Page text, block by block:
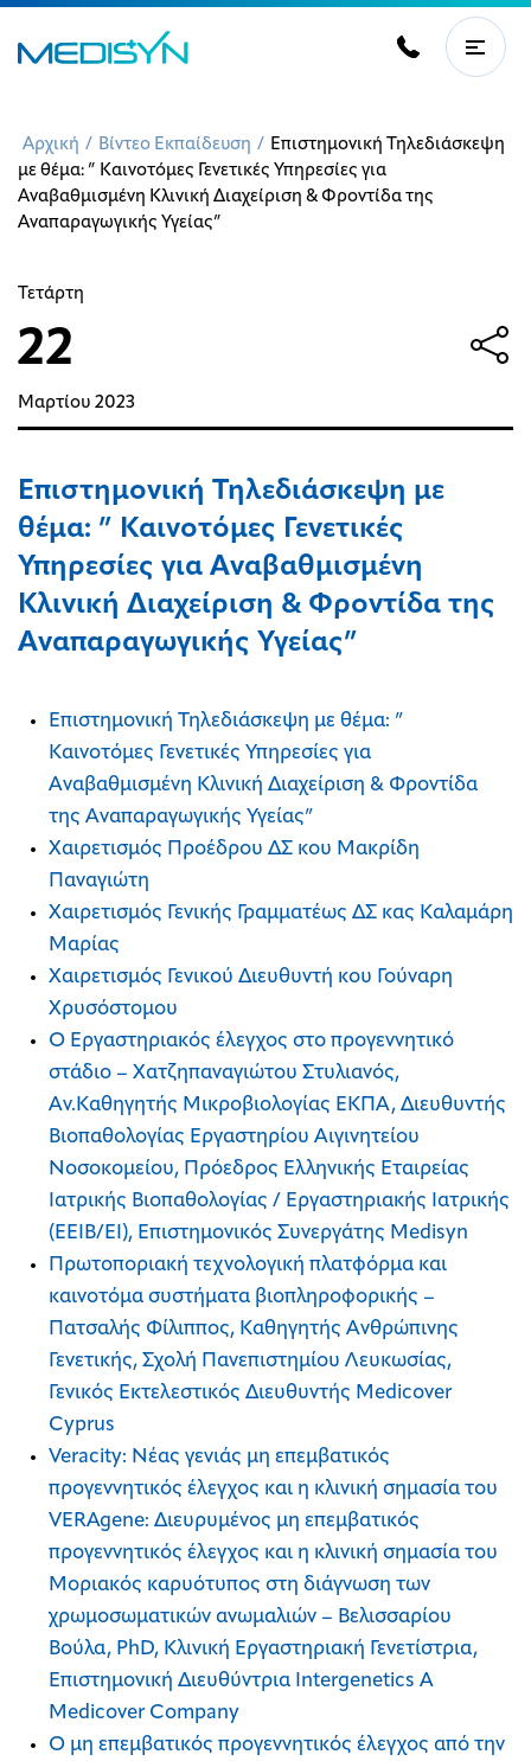
Αρχική / Βίντεο Εκπαίδευση / Επιστημονική Τηλεδιάσκεψη
με θέμα: ” Καινοτόμες Γενετικές Υπηρεσίες για
Αναβαθμισμένη Κλινική Διαχείριση & Φροντίδα της
Αναπαραγωγικής Υγείας”
Τετάρτη
22
Μαρτίου 2023
Επιστημονική Τηλεδιάσκεψη με
θέμα: ” Καινοτόμες Γενετικές
Υπηρεσίες για Αναβαθμισμένη
Κλινική Διαχείριση & Φροντίδα της
Αναπαραγωγικής Υγείας”
Επιστημονική Τηλεδιάσκεψη με θέμα: ”
Καινοτόμες Γενετικές Υπηρεσίες για
Αναβαθμισμένη Κλινική Διαχείριση & Φροντίδα
της Αναπαραγωγικής Υγείας”
Χαιρετισμός Προέδρου ΔΣ κου Μακρίδη
Παναγιώτη
Χαιρετισμός Γενικής Γραμματέως ΔΣ κας Καλαμάρη
Μαρίας
Χαιρετισμός Γενικού Διευθυντή κου Γούναρη
Χρυσόστομου
Ο Εργαστηριακός έλεγχος στο προγεννητικό
στάδιο – Χατζηπαναγιώτου Στυλιανός,
Αν.Καθηγητής Μικροβιολογίας ΕΚΠΑ, Διευθυντής
Βιοπαθολογίας Εργαστηρίου Αιγινητείου
Νοσοκομείου, Πρόεδρος Ελληνικής Εταιρείας
Ιατρικής Βιοπαθολογίας / Εργαστηριακής Ιατρικής
(ΕΕΙΒ/ΕΙ), Επιστημονικός Συνεργάτης Medisyn
Πρωτοποριακή τεχνολογική πλατφόρμα και
καινοτόμα συστήματα βιοπληροφορικής –
Πατσαλής Φίλιππος, Καθηγητής Ανθρώπινης
Γενετικής, Σχολή Πανεπιστημίου Λευκωσίας,
Γενικός Εκτελεστικός Διευθυντής Medicover
Cyprus
Veracity: Νέας γενιάς μη επεμβατικός
προγεννητικός έλεγχος και η κλινική σημασία του
VERAgene: Διευρυμένος μη επεμβατικός
προγεννητικός έλεγχος και η κλινική σημασία του
Μοριακός καρυότυπος στη διάγνωση των
χρωμοσωματικών ανωμαλιών – Βελισσαρίου
Βούλα, PhD, Κλινική Εργαστηριακή Γενετίστρια,
Επιστημονική Διευθύντρια Intergenetics A
Medicover Company
Ο μη επεμβατικός προγεννητικός έλεγχος από την